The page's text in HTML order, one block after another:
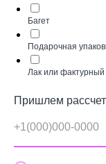
Багет
Подарочная
Лак или фактурный
Пришлем